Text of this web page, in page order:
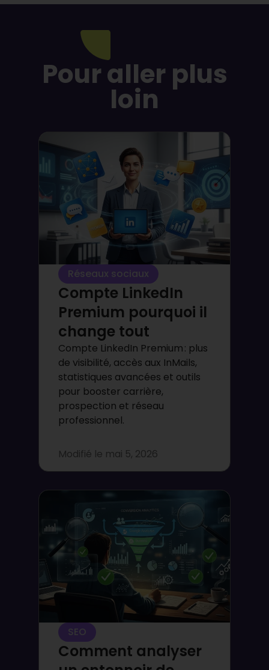
Pour aller plus
loin
Réseaux sociaux
Compte LinkedIn
Premium pourquoi il
change tout
Compte LinkedIn Premium : plus
de visibilité, accès aux InMails,
statistiques avancées et outils
pour booster carrière,
prospection et réseau
professionnel.
Modifié le mai 5, 2026
SEO
Comment analyser